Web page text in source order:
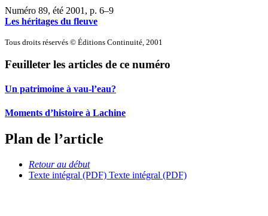
Numéro 89, été 2001 , p. 6–9
Les héritages du fleuve
Tous droits réservés © Éditions Continuité, 2001
Feuilleter les articles de ce numéro
Un patrimoine à vau-l’eau?
Moments d’histoire à Lachine
Plan de l’article
Retour au début
Texte intégral (PDF) Texte intégral (PDF)